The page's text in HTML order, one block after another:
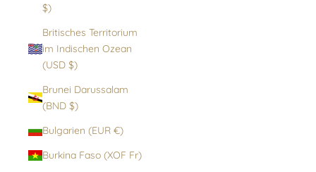
$)
Britisches Territorium
im Indischen Ozean
(USD $)
Brunei Darussalam
(BND $)
Bulgarien (EUR €)
Burkina Faso (XOF Fr)